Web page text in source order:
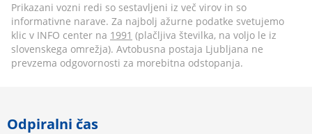
Prikazani vozni redi so sestavljeni iz več virov in so
informativne narave. Za najbolj ažurne podatke svetujemo
klic v INFO center na 1991 (plačljiva številka, na voljo le iz
slovenskega omrežja). Avtobusna postaja Ljubljana ne
prevzema odgovornosti za morebitna odstopanja.
Odpiralni čas